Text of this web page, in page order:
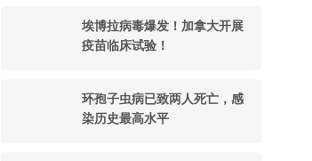
埃博拉病毒爆发！加拿大开展
疫苗临床试验！
环孢子虫病已致两人死亡，感
染历史最高水平